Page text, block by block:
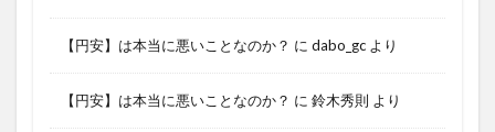
【円安】は本当に悪いことなのか？ に dabo_gc より
【円安】は本当に悪いことなのか？ に 鈴木秀則 より